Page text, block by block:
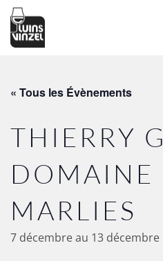
Passer au contenu
« Tous les Évènements
THIERRY
DOMAINE
MARLIES
7 décembreau 13 décembre